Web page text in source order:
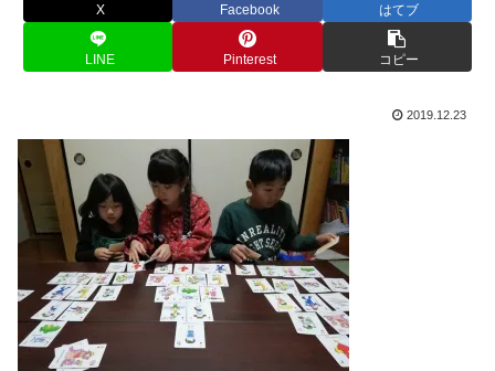
X Facebook はてブ
LINE Pinterest コピー
2019.12.23